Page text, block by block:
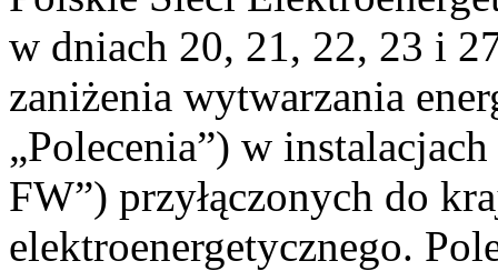
w dniach 20, 21, 22, 23 i
zaniżenia wytwarzania
„Polecenia”) w
FW”) przyłączonych do
elektroenergetycznego.